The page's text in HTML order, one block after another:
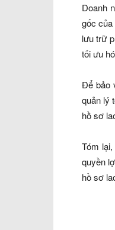
Doanh
gốc
lưu trữ
tối ưu
Để bảo
quản lý
hồ sơ
Tóm
quyền
hồ sơ